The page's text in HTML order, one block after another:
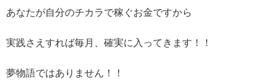
あなたが自分のチカラで稼ぐお金ですから
実践さえすれば毎月、確実に入ってきます！！
夢物語ではありません！！